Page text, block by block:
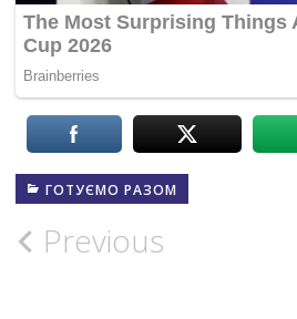
ГОТУЄМО РАЗОМ
Post
Previous